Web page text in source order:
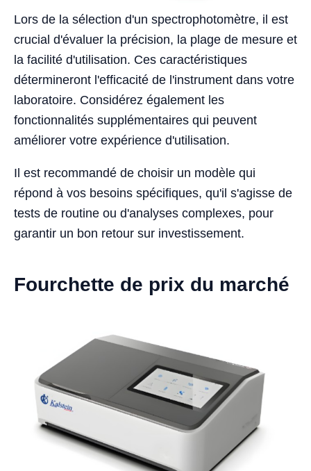
Lors de la sélection d'un spectrophotomètre, il est
crucial d'évaluer la précision, la plage de mesure et
la facilité d'utilisation. Ces caractéristiques
détermineront l'efficacité de l'instrument dans votre
laboratoire. Considérez également les
fonctionnalités supplémentaires qui peuvent
améliorer votre expérience d'utilisation.
Il est recommandé de choisir un modèle qui
répond à vos besoins spécifiques, qu'il s'agisse de
tests de routine ou d'analyses complexes, pour
garantir un bon retour sur investissement.
Fourchette de prix du marché